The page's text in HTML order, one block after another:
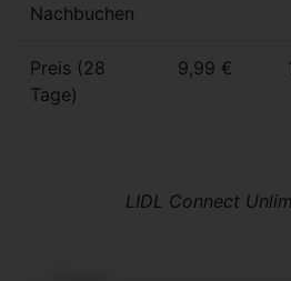
Nachbuchen
Preis (28
Tage)
9,99 €
LIDL Connect